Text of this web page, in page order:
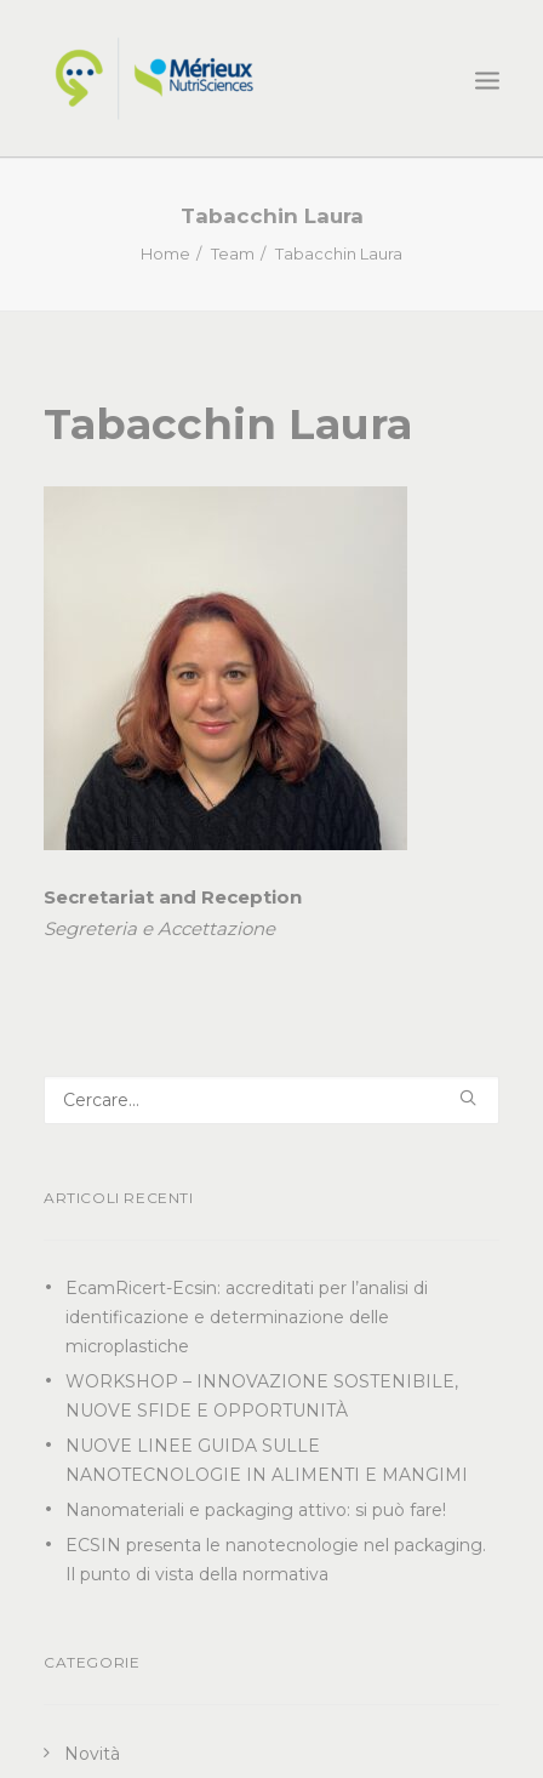
CONTATTI
Tabacchin Laura
Home Team Tabacchin Laura
Tabacchin Laura
Secretariat and Reception
Segreteria e Accettazione
ARTICOLI RECENTI
EcamRicert-Ecsin: accreditati per l’analisi di
identificazione e determinazione delle
microplastiche
WORKSHOP – INNOVAZIONE SOSTENIBILE,
NUOVE SFIDE E OPPORTUNITÀ
NUOVE LINEE GUIDA SULLE
NANOTECNOLOGIE IN ALIMENTI E MANGIMI
Nanomateriali e packaging attivo: si può fare!
ECSIN presenta le nanotecnologie nel packaging.
Il punto di vista della normativa
CATEGORIE
Novità